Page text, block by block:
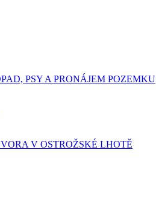
PSY A PRONÁJEM POZEMKU
V OSTROŽSKÉ LHOTĚ